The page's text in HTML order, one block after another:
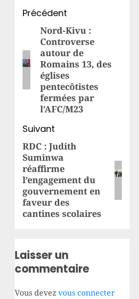
Navigation
d’article
Précédent
Article
précédent:
Nord-Kivu :
Controverse
autour de
Romains 13, des
églises
pentecôtistes
fermées par
l’AFC/M23
Suivant
Article
suivant:
RDC : Judith
Suminwa
réaffirme
l’engagement du
gouvernement en
faveur des
cantines scolaires
Laisser un
commentaire
Vous devezvous connecter